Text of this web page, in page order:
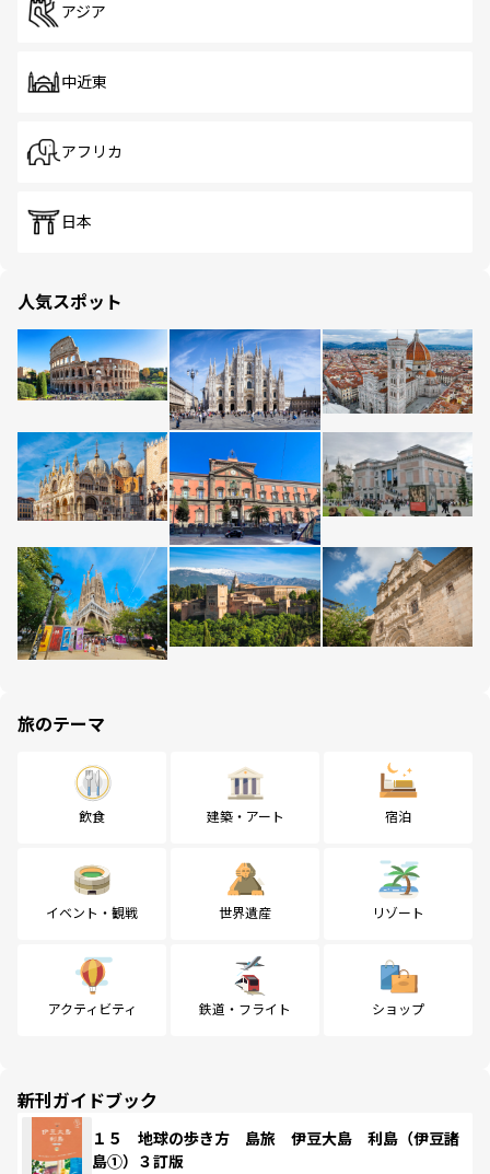
アジア
中近東
アフリカ
日本
人気スポット
旅のテーマ
飲食 建築・アート 宿泊
イベント・観戦 世界遺産 リゾート
アクティビティ 鉄道・フライト ショップ
新刊ガイドブック
１５ 地球の歩き方 島旅 伊豆大島 利島（伊豆諸
島①）３訂版